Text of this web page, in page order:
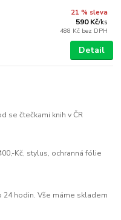
21 % sleva
590 Kč/ks
488 Kč bez DPH
Detail
se čtečkami knih v ČR
Kč, stylus, ochranná fólie
24 hodin. Vše máme skladem